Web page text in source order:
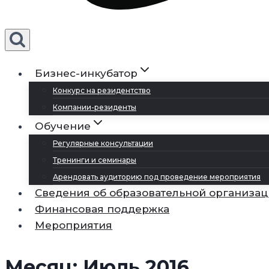
Бизнес-инкубатор
Конкурс на резидентство
Компании-резиденты
Обучение
Регулярные консультации
Тренинги и семинары
Арендовать аудиторию под проведение мероприятия
Сведения об образовательной
Финансовая поддержка
Мероприятия